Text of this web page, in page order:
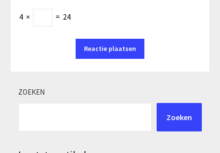
4 × = 24
ZOEKEN
Zoeken